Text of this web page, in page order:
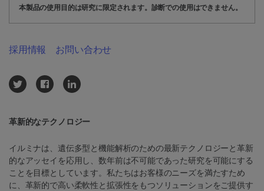
本製品の使用目的は研究に限定されます。診断での使用はできません。
革新的なテクノロジー
イルミナは、遺伝多型と機能解析のための最新テクノロジーと革新
的なアッセイを応用し、数年前は不可能であった研究を可能にする
ことを目標としています。私たちはお客様のニーズを満たすため
に、革新的で高い柔軟性と拡張性をもつソリューションをご提供す
採用情報 お問い合わせ